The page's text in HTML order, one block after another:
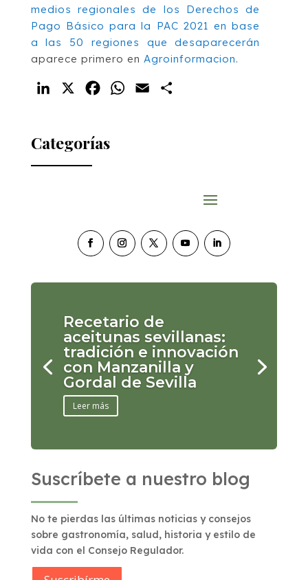
medios regionales de los Derechos de
Pago Básico para la PAC 2021 en base
a las 50 regiones que desaparecerán
aparece primero en Agroinformacion.
LinkedIn FacebookWhatsApp
Email
Categorías
Recetario de
aceitunas sevillanas:
tradición e innovación
con Manzanilla y
Gordal de Sevilla
Leer más
Suscríbete a nuestro blog
No te pierdas las últimas noticias y consejos
sobre gastronomía, salud, historia y estilo de
vida con el Consejo Regulador.